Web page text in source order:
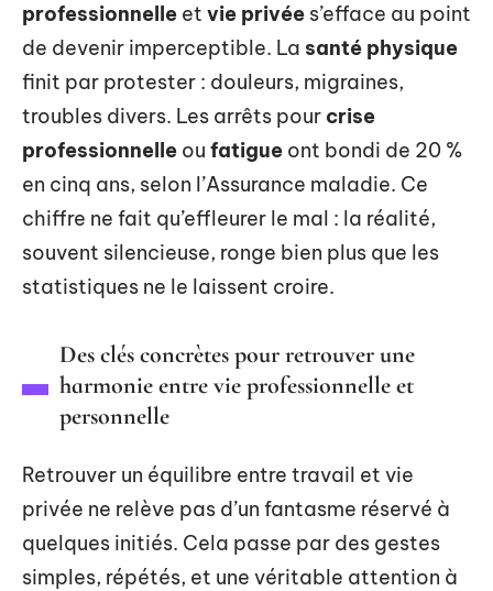
professionnelle et vie privée s’efface au point
de devenir imperceptible. La santé physique
finit par protester : douleurs, migraines,
troubles divers. Les arrêts pour crise
professionnelle ou fatigue ont bondi de 20 %
en cinq ans, selon l’Assurance maladie. Ce
chiffre ne fait qu’effleurer le mal : la réalité,
souvent silencieuse, ronge bien plus que les
statistiques ne le laissent croire.
Des clés concrètes pour retrouver une
harmonie entre vie professionnelle et
personnelle
Retrouver un équilibre entre travail et vie
privée ne relève pas d’un fantasme réservé à
quelques initiés. Cela passe par des gestes
simples, répétés, et une véritable attention à